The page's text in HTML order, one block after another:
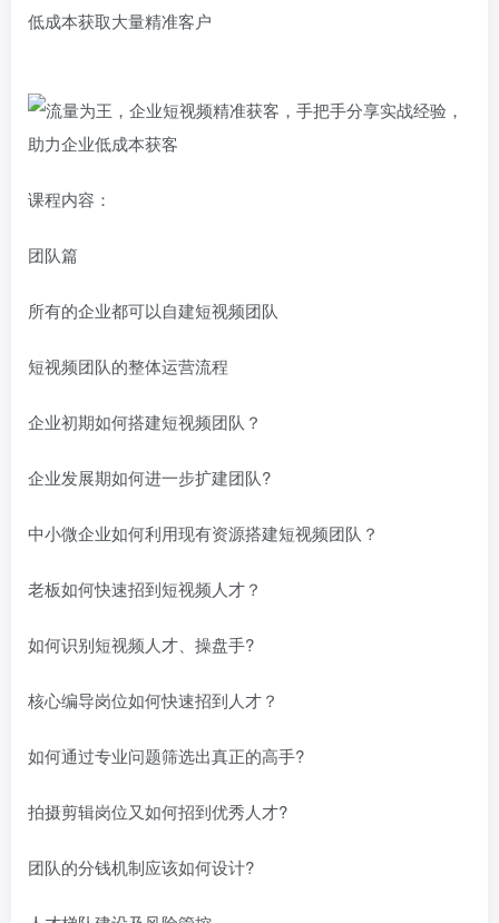
低成本获取大量精准客户
课程内容：
团队篇
所有的企业都可以自建短视频团队
短视频团队的整体运营流程
企业初期如何搭建短视频团队？
企业发展期如何进一步扩建团队?
中小微企业如何利用现有资源搭建短视频团队？
老板如何快速招到短视频人才？
如何识别短视频人才、操盘手?
核心编导岗位如何快速招到人才？
如何通过专业问题筛选出真正的高手?
拍摄剪辑岗位又如何招到优秀人才?
团队的分钱机制应该如何设计?